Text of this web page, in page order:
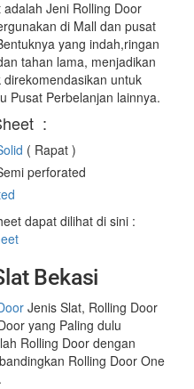
Jeni Rolling Door
di Mall dan pusat
yang indah,ringan
tahan lama, menjadikan
untuk
Pusat Perbelanjan lainnya.
:
( Rapat )
perforated
dapat dilihat di sini :
Bekasi
Jenis Slat, Rolling Door
yang Paling dulu
Rolling Door dengan
Rolling Door One